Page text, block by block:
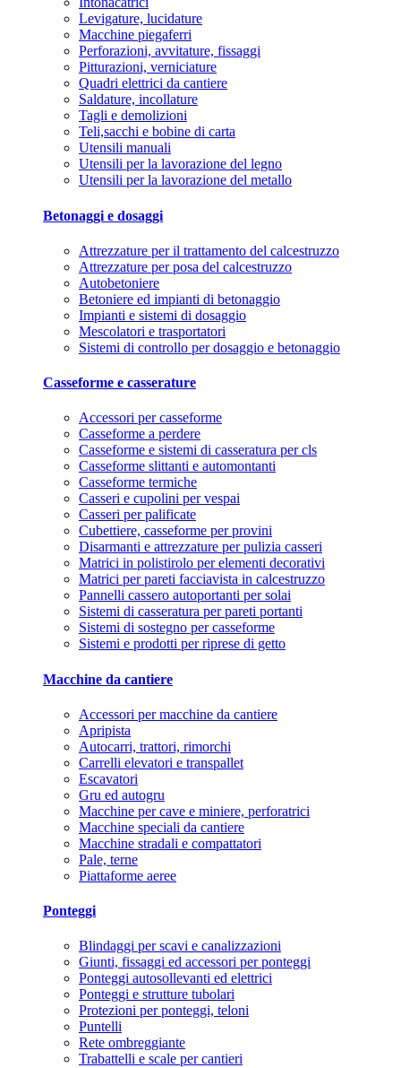
Levigature, lucidature
Macchine piegaferri
Perforazioni, avvitature, fissaggi
Pitturazioni, verniciature
Quadri elettrici da cantiere
Saldature, incollature
Tagli e demolizioni
Teli,sacchi e bobine di carta
Utensili manuali
Utensili per la lavorazione del legno
Utensili per la lavorazione del metallo
Betonaggi e dosaggi
Attrezzature per il trattamento del calcestruzzo
Attrezzature per posa del calcestruzzo
Autobetoniere
Betoniere ed impianti di betonaggio
Impianti e sistemi di dosaggio
Mescolatori e trasportatori
Sistemi di controllo per dosaggio e betonaggio
Casseforme e casserature
Accessori per casseforme
Casseforme a perdere
Casseforme e sistemi di casseratura per cls
Casseforme slittanti e automontanti
Casseforme termiche
Casseri e cupolini per vespai
Casseri per palificate
Cubettiere, casseforme per provini
Disarmanti e attrezzature per pulizia casseri
Matrici in polistirolo per elementi decorativi
Matrici per pareti facciavista in calcestruzzo
Pannelli cassero autoportanti per solai
Sistemi di casseratura per pareti portanti
Sistemi di sostegno per casseforme
Sistemi e prodotti per riprese di getto
Macchine da cantiere
Accessori per macchine da cantiere
Apripista
Autocarri, trattori, rimorchi
Carrelli elevatori e transpallet
Escavatori
Gru ed autogru
Macchine per cave e miniere, perforatrici
Macchine speciali da cantiere
Macchine stradali e compattatori
Pale, terne
Piattaforme aeree
Ponteggi
Blindaggi per scavi e canalizzazioni
Giunti, fissaggi ed accessori per ponteggi
Ponteggi autosollevanti ed elettrici
Ponteggi e strutture tubolari
Protezioni per ponteggi, teloni
Puntelli
Rete ombreggiante
Trabattelli e scale per cantieri